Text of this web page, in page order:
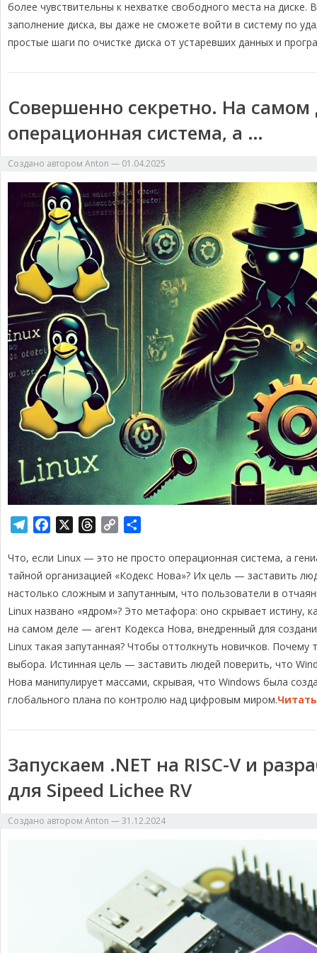
m
k
k
т
ь
более чувствительны к нехватке свободного места на диске.
заполнение диска, вы даже не сможете войти в систему по
простые шаги по очистке диска от устаревших данных и
Совершенно секретно. На
операционная система, а …
Создано автором Anton — 01.04.2025
l
e
g
r
a
m
c
e
b
o
o
k
r
e
a
d
s
p
y
L
i
n
k
п
р
а
в
и
т
ь
Что, если Linux — это не просто операционная система, а
тайной организацией «Кодекс Нова»? Их цель — заставить
настолько сложным и запутанным, что пользователи в
Linux названо «ядром»? Это метафора: оно скрывает истину,
на самом деле — агент Кодекса Нова, внедренный для
Linux такая запутанная? Чтобы оттолкнуть новичков.
выбора. Истинная цель — заставить людей поверить, что
Нова манипулирует массами, скрывая, что Windows была
глобального плана по контролю над цифровым миром.
Запускаем .NET на RISC-V и
для Sipeed Lichee RV
Создано автором Anton —31.12.2024